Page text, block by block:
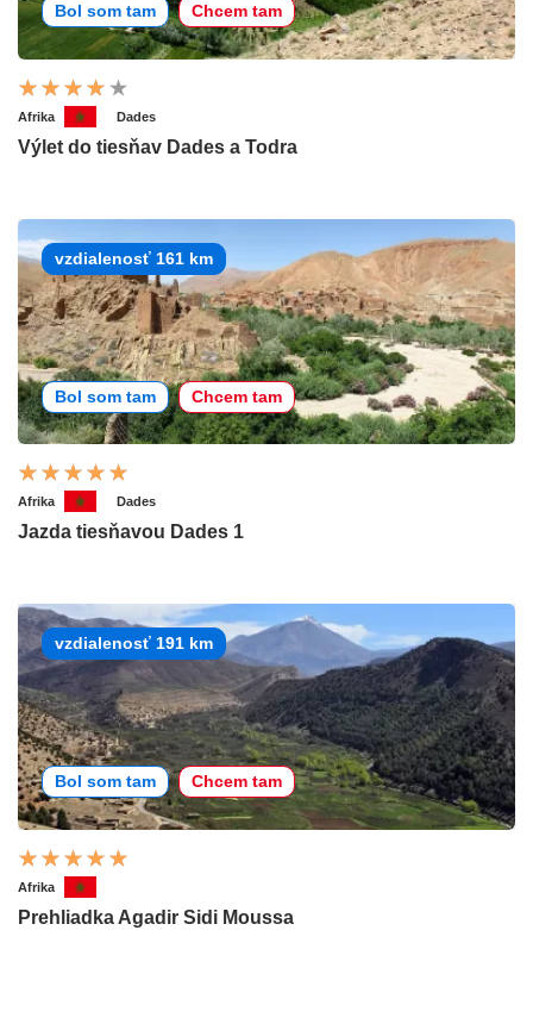
Bol som tam Chcem tam
Afrika Dades
Výlet do tiesňav Dades a Todra
vzdialenosť 161 km
Bol som tam Chcem tam
Afrika Dades
Jazda tiesňavou Dades 1
vzdialenosť 191 km
Bol som tam Chcem tam
Afrika
Prehliadka Agadir Sidi Moussa